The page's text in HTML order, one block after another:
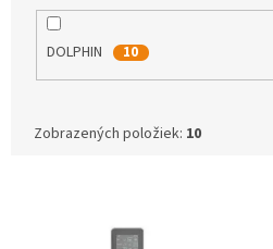
DOLPHIN 10
Zobrazených položiek: 10